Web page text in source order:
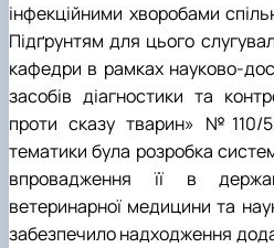
інфекційними хворобами
Підґрунтям для цього
кафедри в рамках науково-
засобів діагностики та
проти сказу тварин» №110/
тематики була розробка
впровадження її в
ветеринарної медицини та
забезпечило надходження